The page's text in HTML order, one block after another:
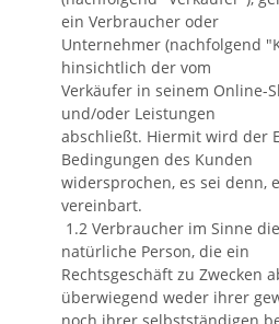
ein Verbraucher oder
Unternehmer (nachfolgend
hinsichtlich der vom
Verkäufer in seinem Online-
und/oder Leistungen
abschließt. Hiermit wird der
Bedingungen des Kunden
widersprochen, es sei denn,
vereinbart.
1.2 Verbraucher im Sinne
natürliche Person, die ein
Rechtsgeschäft zu Zwecken
überwiegend weder ihrer